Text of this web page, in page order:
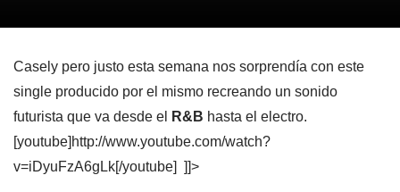
Casely pero justo esta semana nos sorprendía con este
single producido por el mismo recreando un sonido
futurista que va desde el
R&B hasta el electro.
[youtube]http://www.youtube.com/watch?
v=iDyuFzA6gLk[/youtube] ]]>